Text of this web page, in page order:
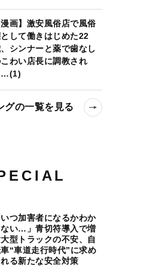
漫画】激安風俗店で風俗
して働きはじめた22
シンナーと薬で歯なし
わい店長に調教され
…(1)
グの一覧を見る
いつ加害者になるかわか
ない…」青切符導入で増
型トラックの不安、自
“車道走行時代”に求め
れる新たな安全対策